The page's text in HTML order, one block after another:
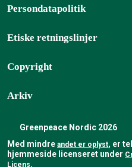
Persondatapolitik
Etiske retningslinjer
Copyright
Arkiv
Greenpeace Nordic 2026
Med mindre andet er oplyst, er
hjemmeside licenseret under
Licens.